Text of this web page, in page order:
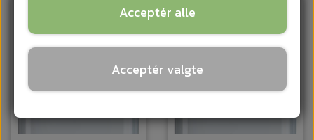
UDSOLGT
Acceptér alle
Acceptér valgte